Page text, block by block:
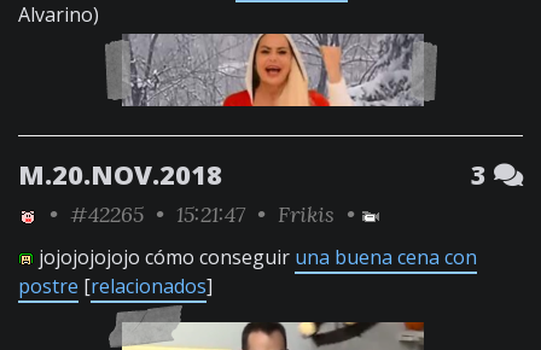
Alvarino)
M.20.NOV.2018 3
• #42265 • 15:21:47 • Frikis •
jojojojojojo cómo conseguir una buena cena con
postre [relacionados]